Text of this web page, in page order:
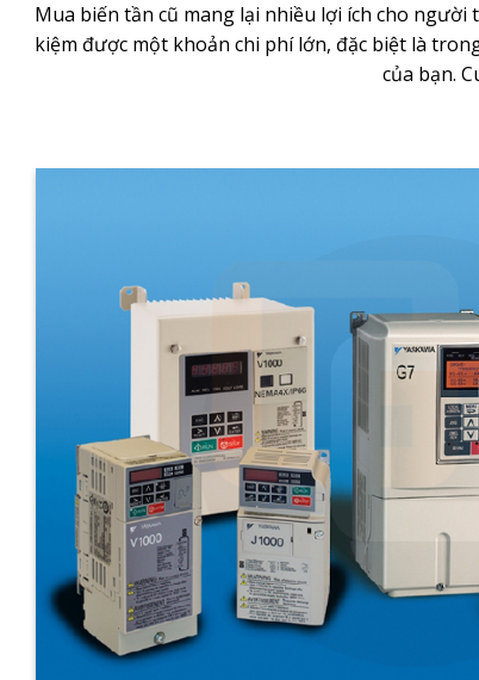
Mua biến tần cũ mang lại nhiều lợi ích cho
kiệm được một khoản chi phí lớn, đặc biệt là
của bạn.